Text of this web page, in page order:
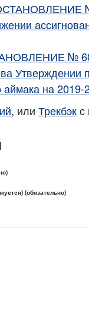
№
Утверждении
на 2019-
, или Трекбэкс
(обязательно)